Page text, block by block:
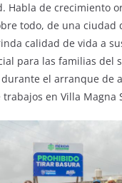
Habla de crecimiento
todo, de una ciudad
calidad de vida a
para las familias del
el arranque de
en Villa Magna